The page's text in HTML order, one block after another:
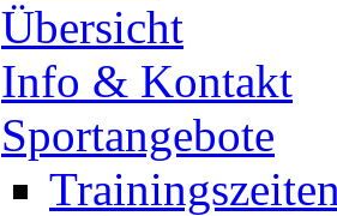
Übersicht
Info & Kontakt
Sportangebote